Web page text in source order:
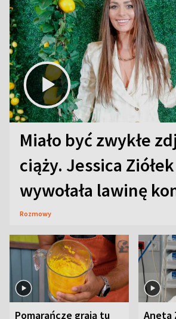
Miało być zwykłe
ciąży. Jessica Ziółek
wywołała lawinę
Rozmowy
Pomarańcze grają tu Aneta